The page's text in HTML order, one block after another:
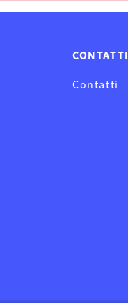
CONTATTI
Contatti